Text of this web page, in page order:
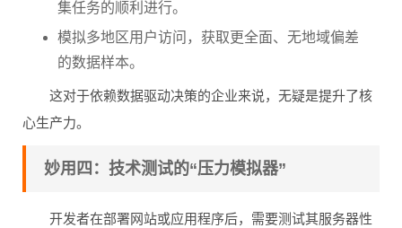
集任务的顺利进行。
模拟多地区用户访问，获取更全面、无地域偏差
的数据样本。
这对于依赖数据驱动决策的企业来说，无疑是提升了核
心生产力。
妙用四：技术测试的“压力模拟器”
开发者在部署网站或应用程序后，需要测试其服务器性